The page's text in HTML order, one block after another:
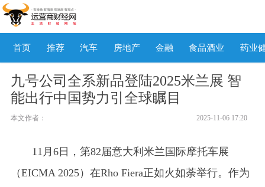
首页 推荐 汽车 房地产 金融 食品酒业 药业
九号公司全系新品登陆2025米兰展 智
能出行中国势力引全球瞩目
本文作者： 2025-11-06 17:20
11月6日，第82届意大利米兰国际摩托车展
（EICMA 2025）在Rho Fiera正如火如荼举行。作为